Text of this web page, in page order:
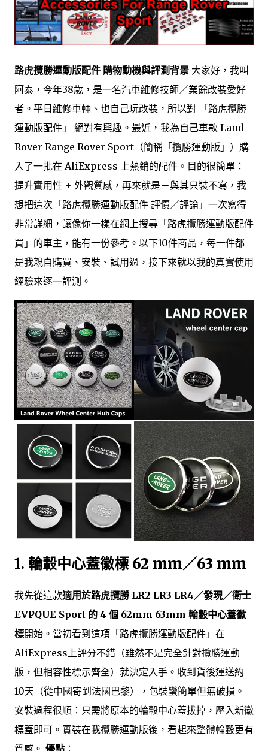
路虎攬勝運動版配件 購物動機與評測背景 大家好，我叫
阿泰，今年38歲，是一名汽車維修技師／業餘改裝愛好
者。平日維修車輛、也自己玩改裝，所以對 「路虎攬勝
運動版配件」 絕對有興趣。最近，我為自己車款 Land
Rover Range Rover Sport（簡稱「攬勝運動版」）購
入了一批在 AliExpress 上熱銷的配件。目的很簡單：
提升實用性 + 外觀質感，再來就是－與其只裝不寫，我
想把這次「路虎攬勝運動版配件 評價／評論」一次寫得
非常詳細，讓像你一樣在網上搜尋「路虎攬勝運動版配件
買」的車主，能有一份參考。以下10件商品，每一件都
是我親自購買、安裝、試用過，接下來就以我的真實使用
經驗來逐一評測。
1. 輪轂中心蓋徽標 62 mm／63 mm
我先從這款適用於路虎攬勝 LR2 LR3 LR4／發現／衛士
EVPQUE Sport 的 4 個 62mm 63mm 輪轂中心蓋徽
標開始。當初看到這項「路虎攬勝運動版配件」在
AliExpress上評分不錯（雖然不是完全針對攬勝運動
版，但相容性標示齊全）就決定入手。收到貨後運送約
10天（從中國寄到法國巴黎），包裝蠻簡單但無破損。
安裝過程很順：只需將原本的輪轂中心蓋拔掉，壓入新徽
標蓋即可。實裝在我攬勝運動版後，看起來整體輪轂更有
質感。 優點 ：